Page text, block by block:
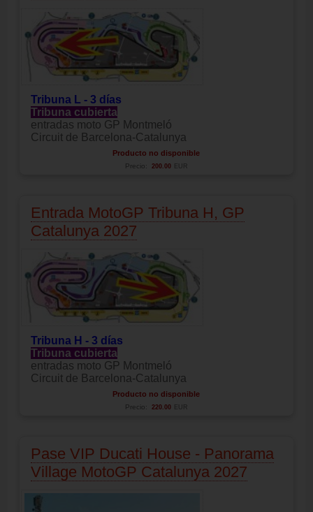
Tribuna L - 3 días
Tribuna cubierta
entradas moto GP Montmeló
Circuit de Barcelona-Catalunya
Producto no disponible
Precio: 200.00 EUR
Entrada MotoGP Tribuna H, GP
Catalunya 2027
Tribuna H - 3 días
Tribuna cubierta
entradas moto GP Montmeló
Circuit de Barcelona-Catalunya
Producto no disponible
Precio: 220.00 EUR
Pase VIP Ducati House - Panorama
Village MotoGP Catalunya 2027